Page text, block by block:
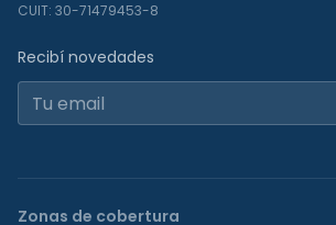
CUIT: 30-71479453-8
Recibí novedades
Zonas de cobertura